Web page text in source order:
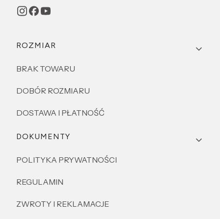
Linki w stopce
ROZMIAR
BRAK TOWARU
DOBÓR ROZMIARU
DOSTAWA I PŁATNOŚĆ
DOKUMENTY
POLITYKA PRYWATNOŚCI
REGULAMIN
ZWROTY I REKLAMACJE